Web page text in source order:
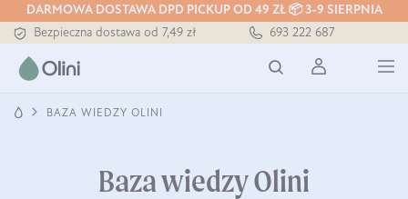
DARMOWA DOSTAWA DPD PICKUP OD 49 ZŁ 📦 3-9 SIERPNIA
Bezpieczna dostawa od 7,49 zł
Darmowa dostawa od 199 zł
Tłoczony zawsze na zimno
693 222 687
BAZA WIEDZY OLINI
Baza wiedzy Olini